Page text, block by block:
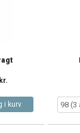
i kurv